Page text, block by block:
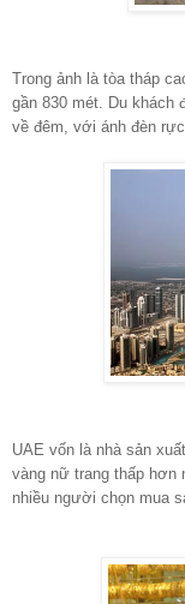
Trong ảnh là tòa tháp
gần 830 mét. Du khách
về đêm, với ánh đèn
UAE vốn là nhà sản
vàng nữ trang thấp hơn
nhiều người chọn mua